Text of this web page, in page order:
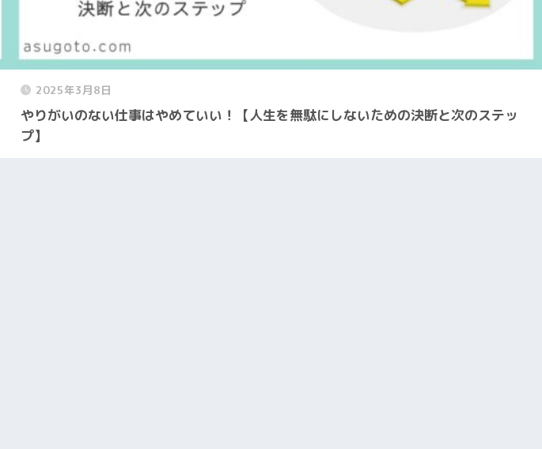
2025年3月8日
やりがいのない仕事はやめていい！【人生を無駄にしないための決断と次のステッ
プ】